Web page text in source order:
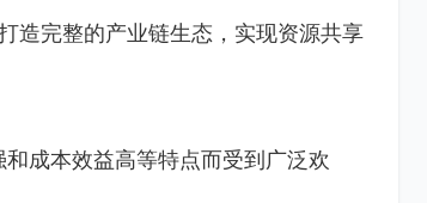
造完整的产业链生态，实现资源共享
成本效益高等特点而受到广泛欢